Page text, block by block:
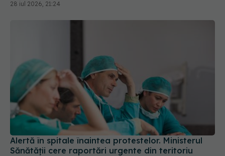
28 iul 2026, 21:24
Alertă în spitale înaintea protestelor. Ministerul
Sănătății cere raportări urgente din teritoriu